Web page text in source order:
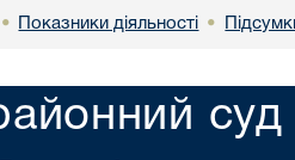
• Показники діяльності •
суд